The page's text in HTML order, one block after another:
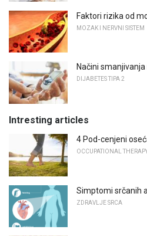
Faktori rizika od
MOZAK I NERVNI SISTEM
Načini
DIJABETES TIPA 2
Intresting articles
4 Pod-cenjeni
OCCUPATIONAL
Simptomi srčanih
ZDRAVLJE SRCA